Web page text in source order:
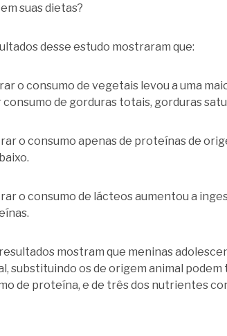
suas dietas?
desse estudo mostraram que:
o consumo de vegetais levou a uma
consumo de gorduras totais, gorduras
o consumo apenas de proteínas de
o consumo de lácteos aumentou a
mostram que meninas
substituindo os de origem animal
de proteína, e de três dos nutrientes